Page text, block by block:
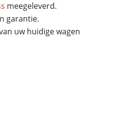
meegeleverd.
garantie.
uw huidige wagen